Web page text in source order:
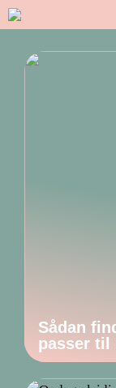
Sådan
passer til